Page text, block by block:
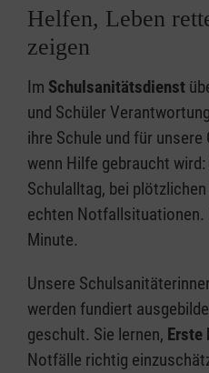
Helfen, Leben
zeigen
Im Schulsanitätsdienst
und Schüler
ihre Schule und für
wenn Hilfe gebraucht
Schulalltag, bei
echten Notfallsituationen.
Minute.
Unsere
werden fundiert
geschult. Sie lernen, Erste
Notfälle richtig